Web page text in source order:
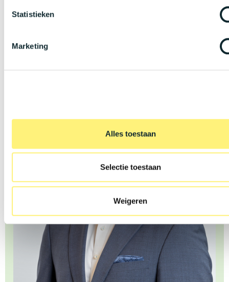
Statistieken
Marketing
Alles toestaan
Selectie toestaan
Weigeren
Bekijk zeker ook onze website voor meer vacatures in IT: